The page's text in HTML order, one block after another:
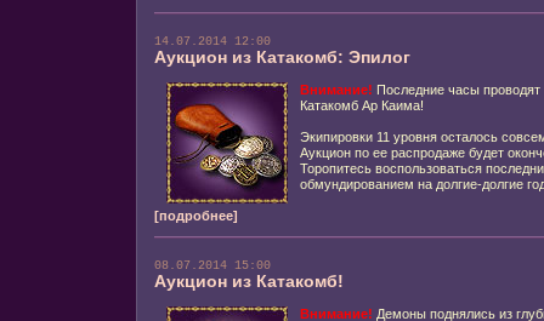
14.07.2014 12:00
Аукцион из Катакомб: Эпилог
Внимание! Последние часы
Катакомб Ар Каима!
Экипировки 11 уровня осталось
Аукцион по ее распродаже будет
Торопитесь воспользоваться
обмундированием на долгие-долгие
[подробнее]
08.07.2014 15:00
Аукцион из Катакомб!
Внимание! Демоны поднялись из